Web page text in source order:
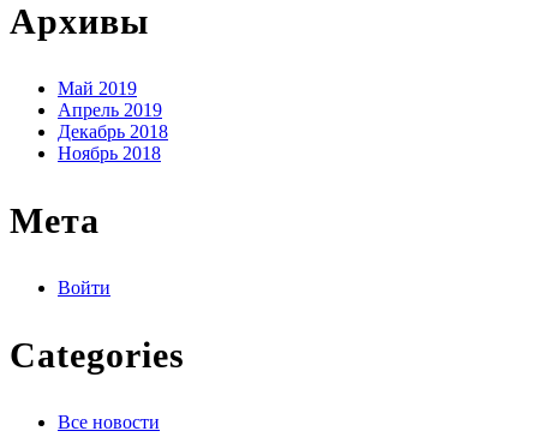
Архивы
Май 2019
Апрель 2019
Декабрь 2018
Ноябрь 2018
Мета
Войти
Categories
Все новости